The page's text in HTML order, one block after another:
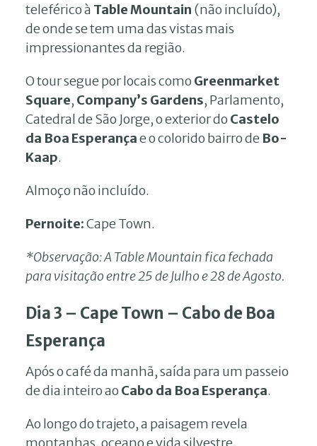
teleférico à Table Mountain (não incluído),
de onde se tem uma das vistas mais
impressionantes da região.
O tour segue por locais como Greenmarket
Square, Company’s Gardens, Parlamento,
Catedral de São Jorge, o exterior do Castelo
da Boa Esperançae o colorido bairro de Bo-
Kaap.
Almoço não incluído.
Pernoite:Cape Town.
*Observação: A Table Mountain fica fechada
para visitação entre 25 de Julho e 28 de Agosto.
Dia 3 – Cape Town – Cabo de Boa
Esperança
Após o café da manhã, saída para um passeio
de dia inteiro ao Cabo da Boa Esperança.
Ao longo do trajeto, a paisagem revela
montanhas, oceano e vida silvestre.